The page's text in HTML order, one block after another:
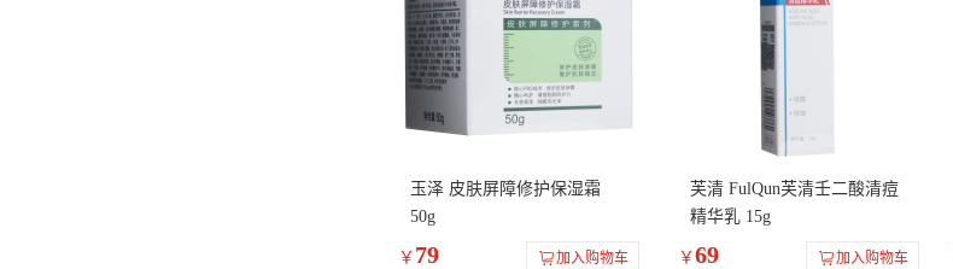
玉泽 皮肤屏障修护保湿霜
50g
￥ 79 加入购物车
芙清 FulQun芙清壬二酸清痘
精华乳 15g
￥ 69 加入购物车